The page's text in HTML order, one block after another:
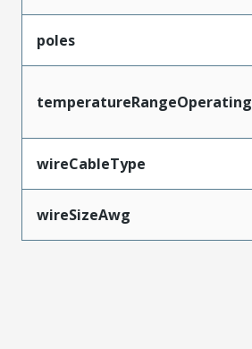
poles
temperatureRangeOperating
wireCableType
wireSizeAwg